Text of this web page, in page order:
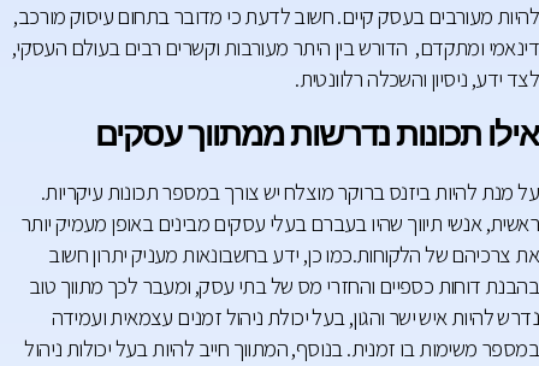
להיות מעורבים בעסק קיים. חשוב לדעת כי מדובר בתחום עיסוק מורכב,
דינאמי ומתקדם, הדורש בין היתר מעורבות וקשרים רבים בעולם העסקי,
לצד ידע, ניסיון והשכלה רלוונטית.
אילו תכונות נדרשות ממתווך עסקים
על מנת להיות ביזנס ברוקר מוצלח יש צורך במספר תכונות עיקריות.
ראשית, אנשי תיווך שהיו בעברם בעלי עסקים מבינים באופן מעמיק יותר
את צרכיהם של הלקוחות.כמו כן, ידע בחשבונאות מעניק יתרון חשוב
בהבנת דוחות כספיים והחזרי מס של בתי עסק, ומעבר לכך מתווך טוב
נדרש להיות איש ישר והגון, בעל יכולת ניהול זמנים עצמאית ועמידה
במספר משימות בו זמנית. בנוסף, המתווך חייב להיות בעל יכולות ניהול